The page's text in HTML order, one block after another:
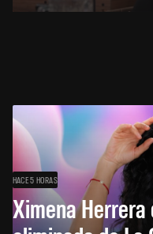
HACE 5 HORAS
Ximena